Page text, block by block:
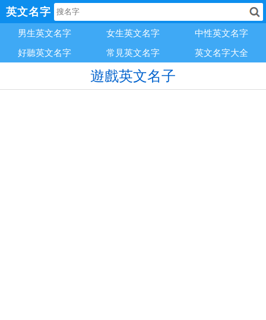
英文名字
男生英文名字 女生英文名字
中性英文名字
好聽英文名字
常見英文名字 英文名字大全
遊戲英文名子